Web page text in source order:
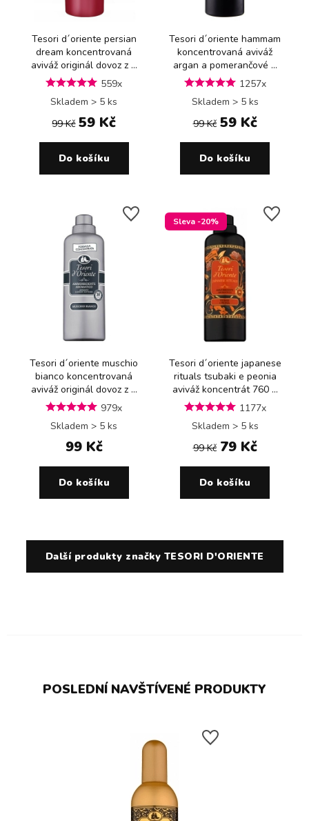
Tesori d´oriente persian
dream koncentrovaná
aviváž originál dovoz z ...
559x
Skladem > 5 ks
99 Kč 59 Kč
Do košíku
Tesori d´oriente hammam
koncentrovaná aviváž
argan a pomerančové ...
1257x
Skladem > 5 ks
99 Kč 59 Kč
Do košíku
Tesori d´oriente muschio
bianco koncentrovaná
aviváž originál dovoz z ...
979x
Skladem > 5 ks
99 Kč
Do košíku
Sleva -20%
Tesori d´oriente japanese
rituals tsubaki e peonia
aviváž koncentrát 760 ...
1177x
Skladem > 5 ks
99 Kč 79 Kč
Do košíku
Další produkty značky TESORI D'ORIENTE
POSLEDNÍ NAVŠTÍVENÉ PRODUKTY